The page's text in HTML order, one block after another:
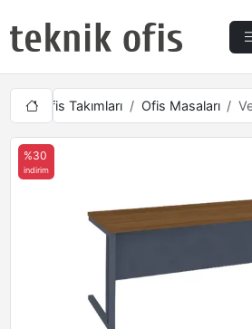
Ofis Takımları Ofis Masaları
%30
indirim